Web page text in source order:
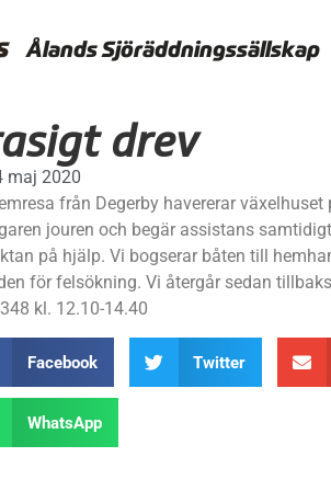
Ålands Sjöräddningssällskap
drev
maj 2020
från Degerby havererar
jouren och begär assistans
på hjälp. Vi bogserar båten till
för felsökning. Vi återgår sedan
kl. 12.10-14.40
Facebook Twitter
WhatsApp